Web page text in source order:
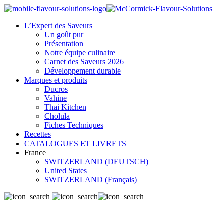
L’Expert des Saveurs
Un goût pur
Présentation
Notre équipe culinaire
Carnet des Saveurs 2026
Développement durable
Marques et produits
Ducros
Vahine
Thai Kitchen
Cholula
Fiches Techniques
Recettes
CATALOGUES ET LIVRETS
France
SWITZERLAND (DEUTSCH)
United States
SWITZERLAND (Français)